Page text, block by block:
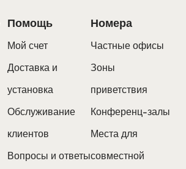
Помощь
Мой счет
Доставка и
установка
Обслуживание
клиентов
Вопросы и ответы
Номера
Частные офисы
Зоны
приветствия
Конференц-залы
Места для
совместной